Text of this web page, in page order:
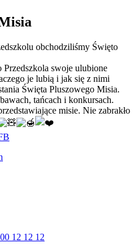
obchodziliśmy Święto
swoje ulubione
je lubią i jak się z nimi
Święta Pluszowego Misia.
tańcach i konkursach.
misie. Nie zabrakło